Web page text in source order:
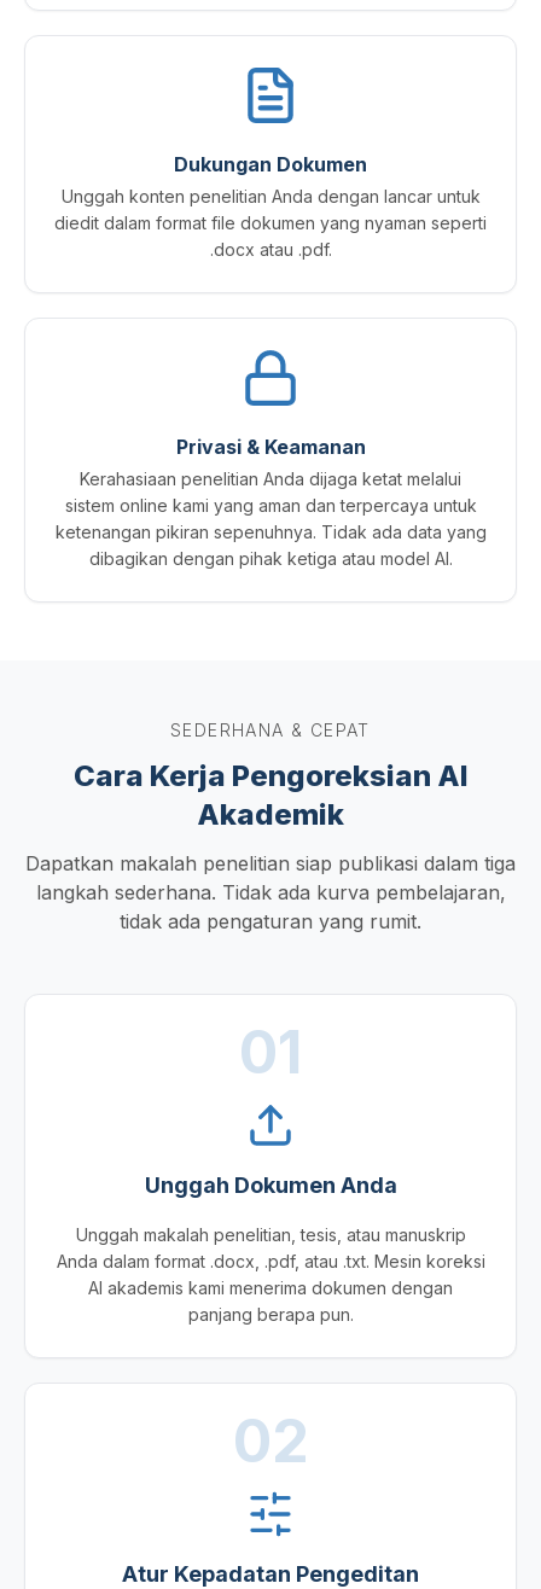
Dukungan Dokumen
Unggah konten penelitian Anda dengan lancar untuk
diedit dalam format file dokumen yang nyaman seperti
.docx atau .pdf.
Privasi & Keamanan
Kerahasiaan penelitian Anda dijaga ketat melalui
sistem online kami yang aman dan terpercaya untuk
ketenangan pikiran sepenuhnya. Tidak ada data yang
dibagikan dengan pihak ketiga atau model AI.
SEDERHANA & CEPAT
Cara Kerja Pengoreksian AI
Akademik
Dapatkan makalah penelitian siap publikasi dalam tiga
langkah sederhana. Tidak ada kurva pembelajaran,
tidak ada pengaturan yang rumit.
01
Unggah Dokumen Anda
Unggah makalah penelitian, tesis, atau manuskrip
Anda dalam format .docx, .pdf, atau .txt. Mesin koreksi
AI akademis kami menerima dokumen dengan
panjang berapa pun.
02
Atur Kepadatan Pengeditan